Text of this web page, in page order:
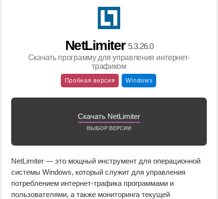
NetLimiter 5.3.26.0
Скачать программу для управления интернет-
трафиком
Пробная версия Windows
Скачать NetLimiter
ВЫБОР ВЕРСИИ
NetLimiter — это мощный инструмент для операционной
системы Windows, который служит для управления
потреблением интернет-трафика программами и
пользователями, а также мониторинга текущей